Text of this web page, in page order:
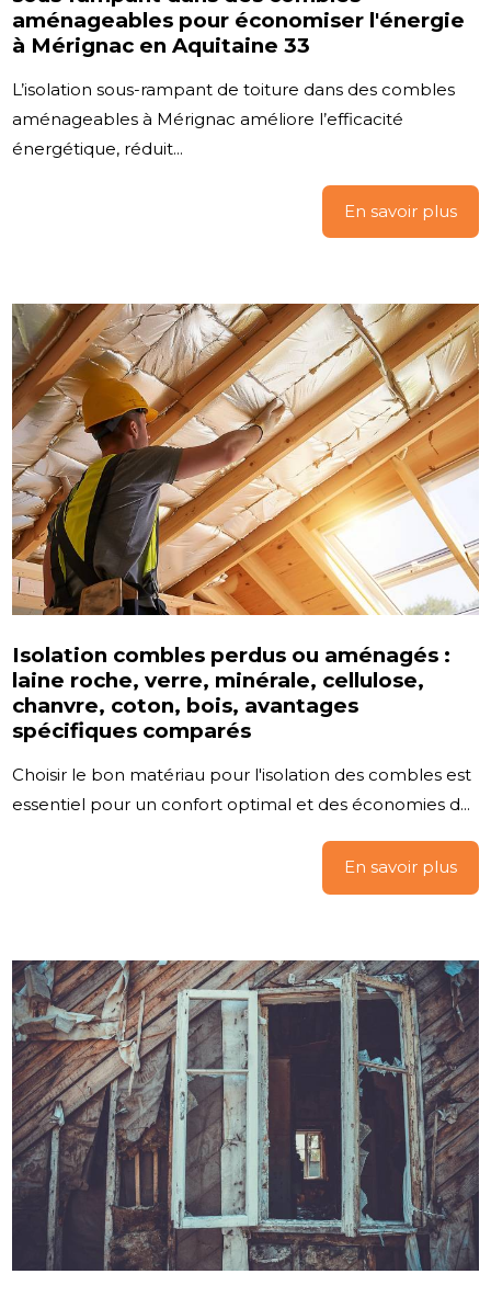
aménageables pour économiser l'énergie
à Mérignac en Aquitaine 33
L’isolation sous-rampant de toiture dans des combles
aménageables à Mérignac améliore l’efficacité
énergétique, réduit...
En savoir plus
Isolation combles perdus ou aménagés :
laine roche, verre, minérale, cellulose,
chanvre, coton, bois, avantages
spécifiques comparés
Choisir le bon matériau pour l'isolation des combles est
essentiel pour un confort optimal et des économies d...
En savoir plus